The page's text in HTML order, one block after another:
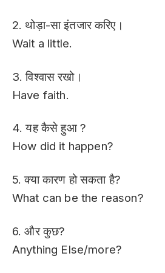
2. थोड़ा-सा इंतजार करिए।
Wait a little.
3. विश्वास रखो।
Have faith.
4. यह कैसे हुआ ?
How did it happen?
5. क्या कारण हो सकता है?
What can be the reason?
6. और कुछ?
Anything Else/more?